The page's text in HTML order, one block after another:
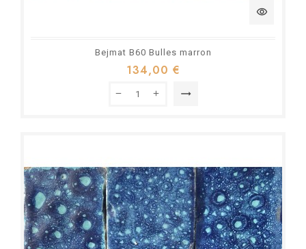
visibility
Bejmat B60 Bulles marron
134,00 €
trending_flat